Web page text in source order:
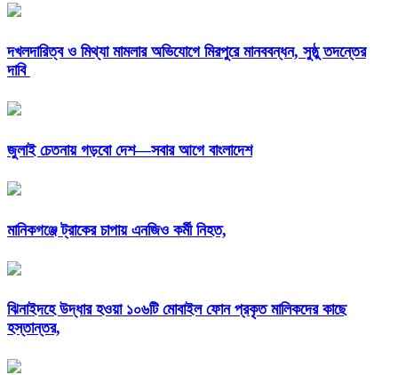
দখলদারিত্ব ও মিথ্যা মামলার অভিযোগে মিরপুরে মানববন্ধন, সুষ্ঠু তদন্তের
দাবি
জুলাই চেতনায় গড়বো দেশ—সবার আগে বাংলাদেশ
মানিকগঞ্জে ট্রাকের চাপায় এনজিও কর্মী নিহত,
ঝিনাইদহে উদ্ধার হওয়া ১০৬টি মোবাইল ফোন প্রকৃত মালিকদের কাছে
হস্তান্তর,